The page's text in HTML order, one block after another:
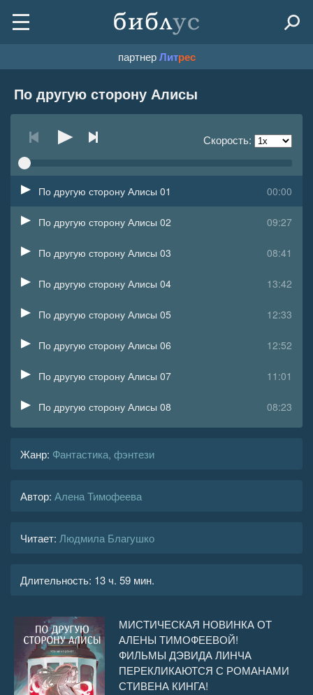
партнерЛитрес
По другую сторону Алисы
Скорость:
00:00
По другую сторону Алисы 01
09:27
По другую сторону Алисы 02
08:41
По другую сторону Алисы 03
13:42
По другую сторону Алисы 04
12:33
По другую сторону Алисы 05
12:52
По другую сторону Алисы 06
11:01
По другую сторону Алисы 07
08:23
По другую сторону Алисы 08
По другую сторону Алисы 11
15:40
По другую сторону Алисы 15
По другую сторону Алисы 16
По другую сторону Алисы 17
Жанр: Фантастика, фэнтези
Автор: Алена Тимофеева
Читает: Людмила Благушко
Длительность: 13 ч. 59 мин.
МИСТИЧЕСКАЯ НОВИНКА ОТ
АЛЕНЫ ТИМОФЕЕВОЙ!
ФИЛЬМЫ ДЭВИДА ЛИНЧА
ПЕРЕКЛИКАЮТСЯ С РОМАНАМИ
СТИВЕНА КИНГА!